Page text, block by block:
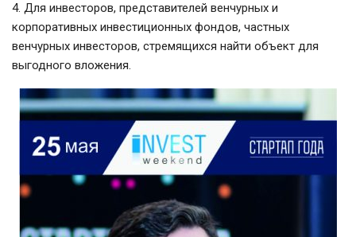
4. Для инвесторов, представителей венчурных и
корпоративных инвестиционных фондов, частных
венчурных инвесторов, стремящихся найти объект для
выгодного вложения.